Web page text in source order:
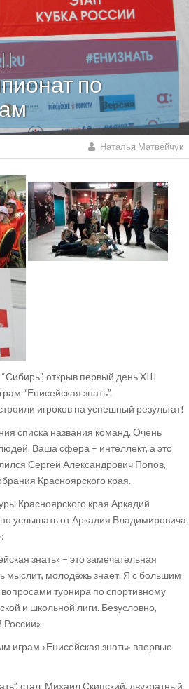
по
Наталья Матвейчук
открыв первый день XIII
“Енисейская знать”.
игроков на успешный результат!
списка названия команд. Очень
Ваша сфера – интеллект, а это
Сергей Александрович Попов,
Красноярского края.
Красноярского края Аркадий
услышать от Аркадия Владимировича
знать» – это замечательная
мыслит, молодёжь знает. Я с большим
турнира по спортивному
и школьной лиги. Безусловно,
играм «Енисейская знать» впервые
стал Михаил Скипский, двукратный